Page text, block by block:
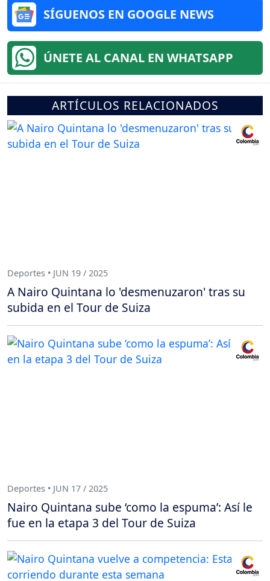
SÍGUENOS EN GOOGLE NEWS
ÚNETE AL CANAL EN WHATSAPP
ARTÍCULOS RELACIONADOS
Deportes • JUN 19 / 2025
A Nairo Quintana lo 'desmenuzaron' tras su
subida en el Tour de Suiza
Deportes • JUN 17 / 2025
Nairo Quintana sube ‘como la espuma’: Así le
fue en la etapa 3 del Tour de Suiza